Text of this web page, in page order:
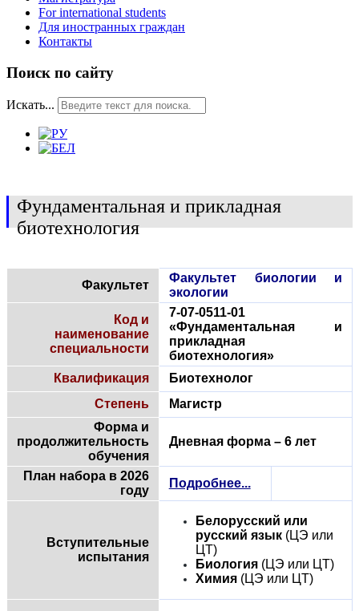
For international students
Для иностранных граждан
Контакты
Поиск по сайту
Искать...
Фундаментальная и прикладная
биотехнология
Факультет
Факультет биологии и
экологии
Код и
наименование
специальности
7-07-0511-01
«Фундаментальная и
прикладная
биотехнология»
Квалификация
Биотехнолог
Степень
Магистр
Форма и
продолжительность
обучения
Дневная форма – 6 лет
План набора в 2026
году
Подробнее...
Вступительные
испытания
Белорусский или
русский язык (ЦЭ или
ЦТ)
Биология (ЦЭ или ЦТ)
Химия (ЦЭ или ЦТ)